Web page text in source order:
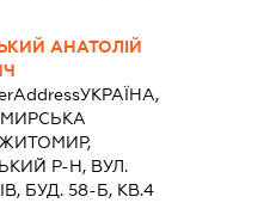
АНАТОЛІЙ
УКРАЇНА,
Р-Н, ВУЛ.
БУД. 58-Б, КВ.4